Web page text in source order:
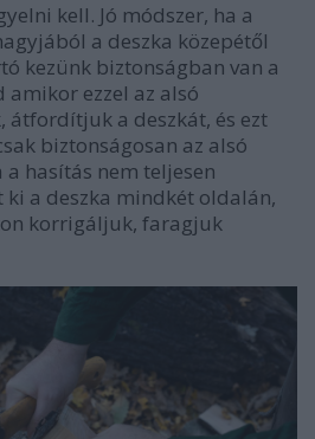
kell. Jó módszer, ha a
a deszka közepétől
kezünk biztonságban van a
amikor ezzel az alsó
átfordítjuk a deszkát, és ezt
biztonságosan az alsó
a hasítás nem teljesen
a deszka mindkét oldalán,
korrigáljuk, faragjuk